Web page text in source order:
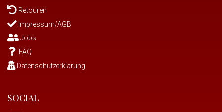
Retouren
Impressum/AGB
Jobs
FAQ
Datenschutzerklärung
SOCIAL